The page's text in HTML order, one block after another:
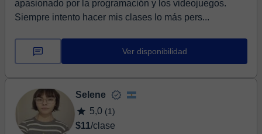
apasionado por la programación y los videojuegos.
Siempre intento hacer mis clases lo más pers...
Ver disponibilidad
Selene
5,0 (1)
$11/clase